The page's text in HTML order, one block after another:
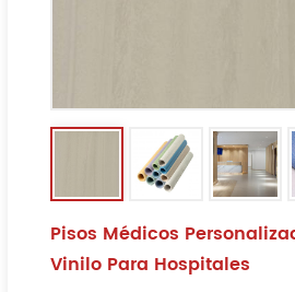
Pisos Médicos
Vinilo Para Hospitales